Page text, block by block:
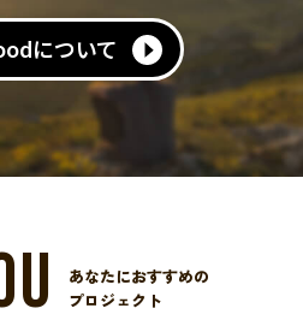
について
あなたにおすすめの
プロジェクト